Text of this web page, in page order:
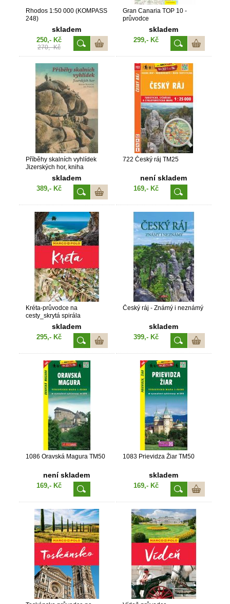
Rhodos 1:50 000 (KOMPASS
248)
skladem
250,- Kč
270,- Kč
Gran Canaria TOP 10 -
průvodce
skladem
299,- Kč
Příběhy skalních vyhlídek
Jizerských hor, kniha
skladem
389,- Kč
722 Český ráj TM25
není skladem
169,- Kč
Kréta-průvodce na
cesty_skrytá spirála
skladem
295,- Kč
Český ráj - Známý i neznámý
skladem
399,- Kč
1086 Oravská Magura TM50
není skladem
169,- Kč
1083 Prievidza Žiar TM50
skladem
169,- Kč